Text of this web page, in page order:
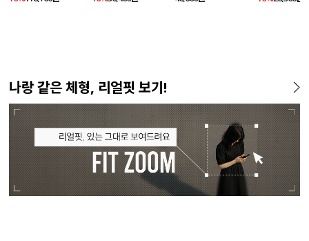
나랑 같은 체형, 리얼핏 보기!